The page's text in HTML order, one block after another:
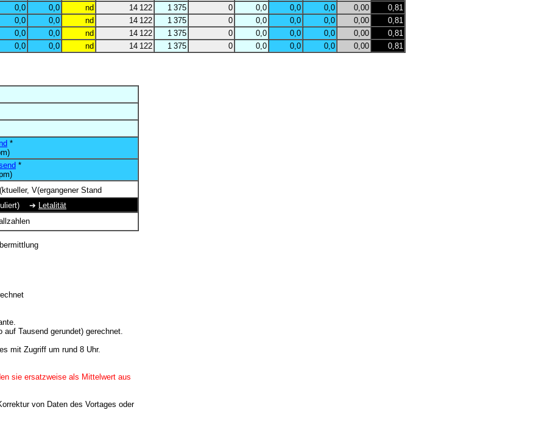
0,0 0,0 nd 14 122 1 375 0 0,0 0,0 0,0 0,00
0,81
0,0 0,0 nd 14 122 1 375 0 0,0 0,0 0,0 0,00
0,81
0,0 0,0 nd 14 122 1 375 0 0,0 0,0 0,0 0,00
0,81
0,0 0,0 nd 14 122 1 375 0 0,0 0,0 0,0 0,00 0,81
*
*
V(ergangener Stand
➔ Letalität
Tausend gerundet) gerechnet.
mit Zugriff um rund 8 Uhr.
sie ersatzweise als Mittelwert aus
von Daten des Vortages oder